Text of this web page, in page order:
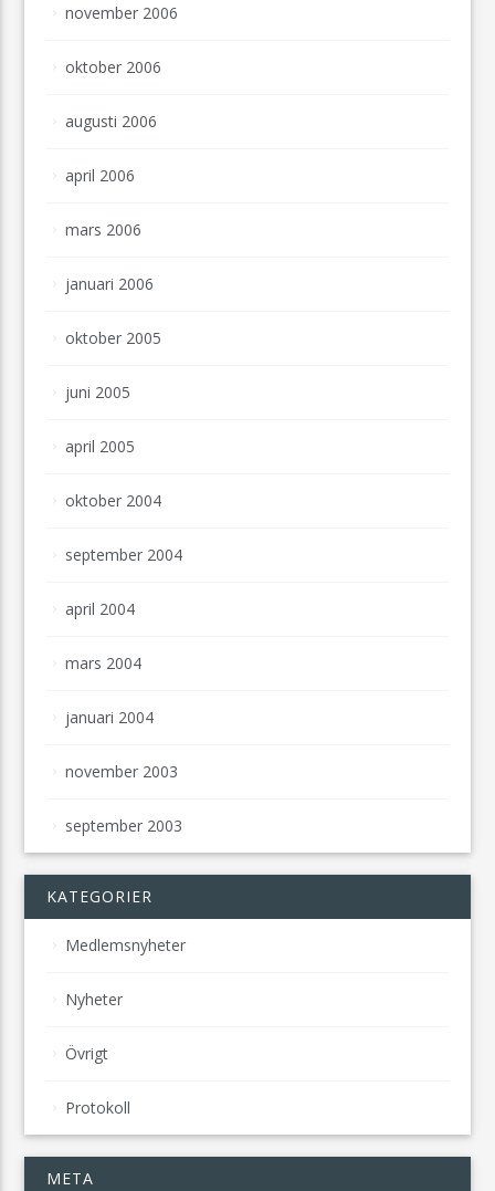
november 2006
oktober 2006
augusti 2006
april 2006
mars 2006
januari 2006
oktober 2005
juni 2005
april 2005
oktober 2004
september 2004
april 2004
mars 2004
januari 2004
november 2003
september 2003
KATEGORIER
Medlemsnyheter
Nyheter
Övrigt
Protokoll
META